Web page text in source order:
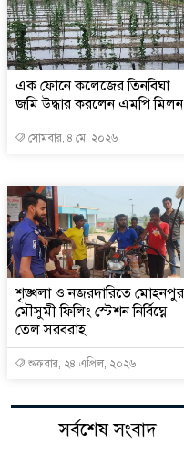
এক ফোনে কলেজের তিনবিঘা
জমি উদ্ধার করলেন এমপি মিলন
সোমবার, ৪ মে, ২০২৬
শৃঙ্খলা ও নজরদারিতে মোহনপুর
মৌসুমী ফিলিং স্টেশন নির্বিঘ্নে
তেল সরবরাহ
শুক্রবার, ২৪ এপ্রিল, ২০২৬
সর্বশেষ সংবাদ